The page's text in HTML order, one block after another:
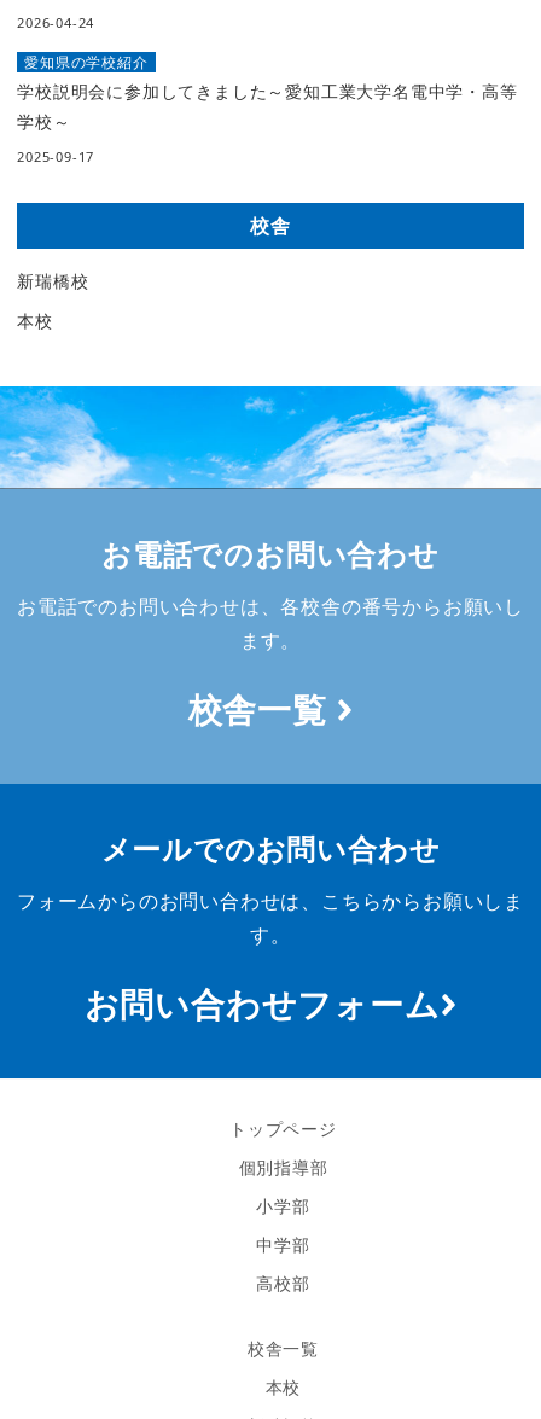
2026-04-24
愛知県の学校紹介
学校説明会に参加してきました～愛知工業大学名電中学・高等
学校～
2025-09-17
校舎
新瑞橋校
本校
お電話でのお問い合わせ
お電話でのお問い合わせは、各校舎の番号からお願いし
ます。
校舎一覧
メールでのお問い合わせ
フォームからのお問い合わせは、こちらからお願いしま
す。
お問い合わせフォーム
トップページ
個別指導部
小学部
中学部
高校部
校舎一覧
本校